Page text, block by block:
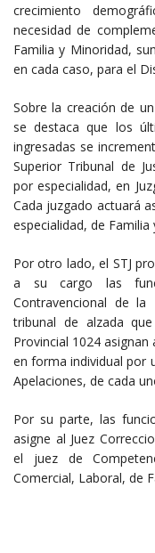
crecimiento
necesidad de
Familia y Minoridad,
en cada caso, para el
Sobre la creación de
se destaca que los
ingresadas se
Superior Tribunal de
por especialidad, en
Cada juzgado actuará
especialidad, de Familia
Por otro lado, el STJ
a su cargo las
Contravencional de
tribunal de alzada
Provincial 1024 asignan
en forma individual por
Apelaciones, de cada
Por su parte, las
asigne al Juez
el juez de
Comercial, Laboral, de